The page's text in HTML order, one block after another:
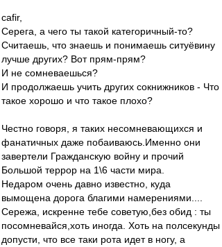
cafir,
Серега, а чего ты такой категоричный-то?
Считаешь, что знаешь и понимаешь ситуёвину
лучше других? Вот прям-прям?
И не сомневаешься?
И продолжаешь учить других сокнижников - Что
такое хорошо и что такое плохо?
Честно говоря, я таких несомневающихся и
фанатичных даже побаиваюсь.Именно они
завертели Гражданскую войну и прочий
Большой террор на 1\6 части мира.
Недаром очень давно известно, куда
вымощена дорога благими намерениями....
Сережа, искренне тебе советую,без обид : ты
посомневайся,хоть иногда. Хоть на полсекунды
допусти, что все таки рота идет в ногу, а